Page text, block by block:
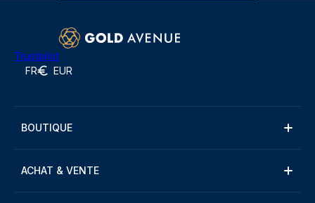
Trustpilot
FR EUR
BOUTIQUE
ACHAT & VENTE